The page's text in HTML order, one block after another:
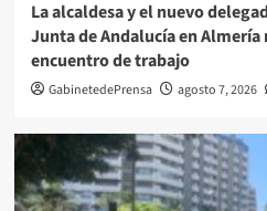
La alcaldesa y el nuevo
Junta de Andalucía en
encuentro de trabajo
GabinetedePrensa agosto 7, 2026